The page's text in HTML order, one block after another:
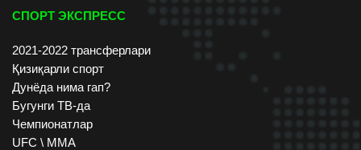
СПОРТ ЭКСПРЕСС
2021-2022 трансферлари
Қизиқарли спорт
Дунёда нима гап?
Бугунги ТВ-да
Чемпионатлар
UFC \ ММА